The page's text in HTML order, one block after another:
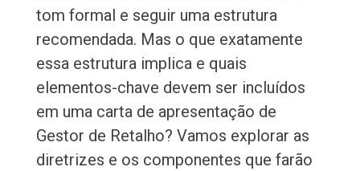
tom formal e seguir uma estrutura
recomendada. Mas o que exatamente
essa estrutura implica e quais
elementos-chave devem ser incluídos
em uma carta de apresentação de
Gestor de Retalho? Vamos explorar as
diretrizes e os componentes que farão